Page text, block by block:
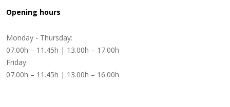
Opening hours
Monday - Thursday:
07.00h – 11.45h | 13.00h – 17.00h
Friday:
07.00h – 11.45h | 13.00h – 16.00h